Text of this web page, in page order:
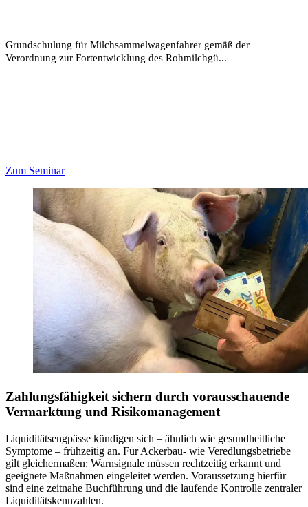
Grundschulung für Milchsammelwagenfahrer gemäß der
Verordnung zur Fortentwicklung des Rohmilchgü...
Zum Seminar
Zahlungsfähigkeit sichern durch vorausschauende
Vermarktung und Risikomanagement
Liquiditätsengpässe kündigen sich – ähnlich wie gesundheitliche
Symptome – frühzeitig an. Für Ackerbau- wie Veredlungsbetriebe
gilt gleichermaßen: Warnsignale müssen rechtzeitig erkannt und
geeignete Maßnahmen eingeleitet werden. Voraussetzung hierfür
sind eine zeitnahe Buchführung und die laufende Kontrolle zentraler
Liquiditätskennzahlen.